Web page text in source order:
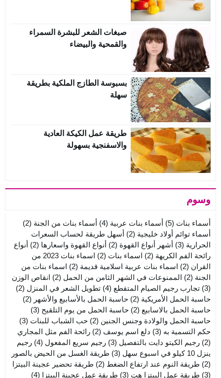
صبغات الشعر للبشرة السمراء
والقمحية والبيضاء
بسبوسة الطازج الملكية بطريقة
سهلة
طريقة عمل الكيكة العادية
والاسفنجية بسهولة
وسوم
أسماء بنات (5) أسماء بنات عربية (4) أسماء بنات من الجنة (2)
أسماء توائم أولاد خليجية (2)
أسهل طريقة لحساب السعرات
الحرارية (3) أشهر أنواع القهوة (2) أنواع القهوة واسعارها (2)
أنواع
رائحة الفم الكريهة (2) اسماء بنات (2)
اسماء بنات 2023 من
القران (2) اسماء بنات عربية اسلامية قديمة (2)
اسماء بنات من
الجنة (2) الممنوعات في الشهر الثامن من الحمل (2)
انقاص الوزن
(3)
تجارب رجيم الصيام المتقطع (4) تطويل الشعر في المنزل (2)
حاسبة الحمل الأمريكية (2) حاسبة الحمل بالأسابيع والأشهر (2)
حاسبة الحمل بالاسابيع (2) حاسبة الحمل من يوم التلقيح (3)
حاسبة الحمل والولادة وجنس الجنين (2) حب الشباب للبنات (3)
حكم التسمية به (3) دلع اسم يوسف (2)
رائحة الفم مثل المجاري
(2)
رجيم الكيتو دايت بالتفصيل (3) رجيم سريع المفعول (4)
رجيم
ينزل 10 كيلو في اسبوع سهل
(3)
طريقة الغسل من الحيض بالصور
(2)
طريقة النوم عند ارتفاع الضغط (2)
طريقة تحضير عجينة البيتزا
(3)
طريقة عمل البيتزا هت (3) طريقة عمل عجينة البيتزا (4)